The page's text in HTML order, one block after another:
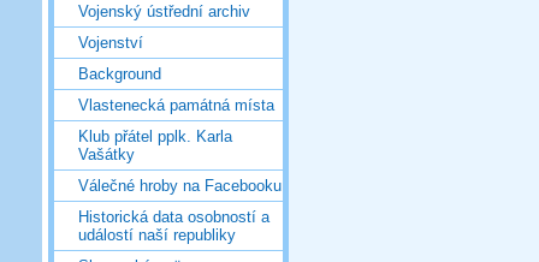
Vojenský ústřední archiv
Vojenství
Background
Vlastenecká památná místa
Klub přátel pplk. Karla
Vašátky
Válečné hroby na Facebooku
Historická data osobností a
událostí naší republiky